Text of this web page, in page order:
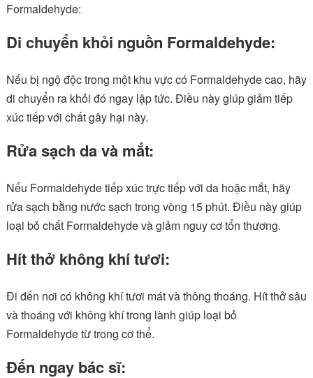
Formaldehyde:
Di chuyển khỏi nguồn Formaldehyde:
Nếu bị ngộ độc trong một khu vực có Formaldehyde cao, hãy
di chuyển ra khỏi đó ngay lập tức. Điều này giúp giảm tiếp
xúc tiếp với chất gây hại này.
Rửa sạch da và mắt:
Nếu Formaldehyde tiếp xúc trực tiếp với da hoặc mắt, hãy
rửa sạch bằng nước sạch trong vòng 15 phút. Điều này giúp
loại bỏ chất Formaldehyde và giảm nguy cơ tổn thương.
Hít thở không khí tươi:
Đi đến nơi có không khí tươi mát và thông thoáng. Hít thở sâu
và thoáng với không khí trong lành giúp loại bỏ
Formaldehyde từ trong cơ thể.
Đến ngay bác sĩ: